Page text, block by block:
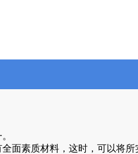
面素质材料，这时，可以将